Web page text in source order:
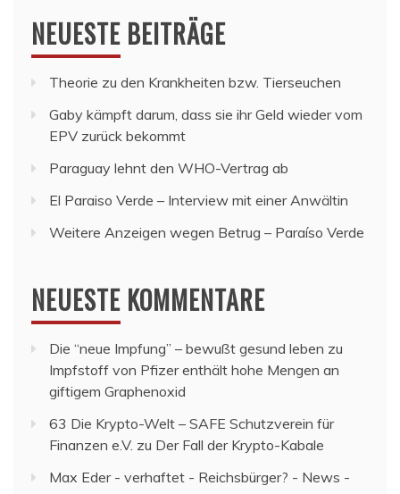
NEUESTE BEITRÄGE
Theorie zu den Krankheiten bzw. Tierseuchen
Gaby kämpft darum, dass sie ihr Geld wieder vom
EPV zurück bekommt
Paraguay lehnt den WHO-Vertrag ab
El Paraiso Verde – Interview mit einer Anwältin
Weitere Anzeigen wegen Betrug – Paraíso Verde
NEUESTE KOMMENTARE
Die “neue Impfung” – bewußt gesund leben zu
Impfstoff von Pfizer enthält hohe Mengen an
giftigem Graphenoxid
63 Die Krypto-Welt – SAFE Schutzverein für
Finanzen e.V. zu Der Fall der Krypto-Kabale
Max Eder - verhaftet - Reichsbürger? - News -